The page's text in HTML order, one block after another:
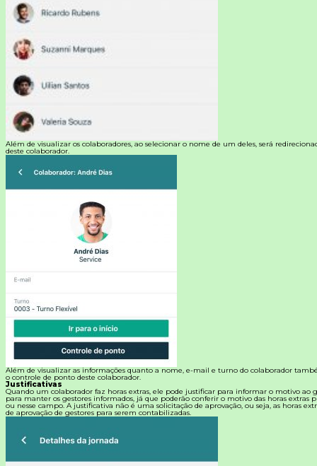
Além de visualizar os colaboradores, ao selecionar o nome de um deles, será
deste colaborador.
Além de visualizar as informações quanto a nome, e-mail e turno do colaborador
o controle de ponto deste colaborador.
Justificativas
Quando um colaborador faz horas extras, ele pode justificar para informar o motivo ao
para manter os gestores informados, já que poderão conferir o motivo das horas extras
ou nesse campo. A justificativa não é uma solicitação de aprovação, ou seja, as horas
de aprovação de gestores para serem contabilizadas.